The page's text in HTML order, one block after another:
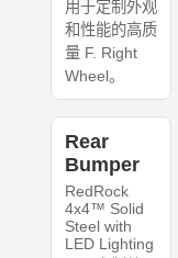
用于定制外观
和性能的高质
量 F. Right
Wheel。
Rear
Bumper
RedRock
4x4™ Solid
Steel with
LED Lighting